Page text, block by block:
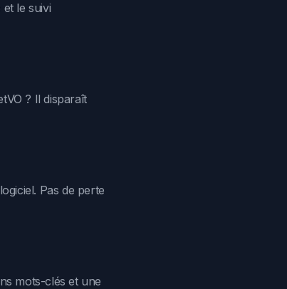
le suivi
? Il disparaît
Pas de perte
mots-clés et une